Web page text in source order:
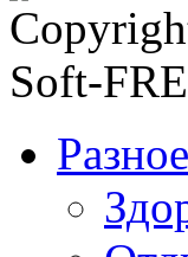
Soft-
Разное